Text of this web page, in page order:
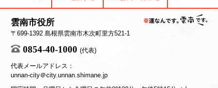
雲南市役所
〒699-1392 島根県雲南市木次町里方521-1
0854-40-1000 (代表)
代表メールアドレス：
unnan-city＠city.unnan.shimane.jp